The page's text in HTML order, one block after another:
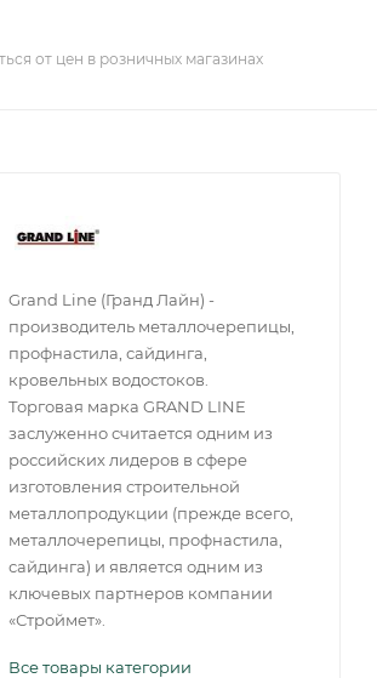
от цен в розничных магазинах
Grand Line (Гранд Лайн) -
производитель металлочерепицы,
профнастила, сайдинга,
кровельных водостоков.
Торговая марка GRAND LINE
заслуженно считается одним из
российских лидеров в сфере
изготовления строительной
металлопродукции (прежде всего,
металлочерепицы, профнастила,
сайдинга) и является одним из
ключевых партнеров компании
«Строймет».
Все товары категории